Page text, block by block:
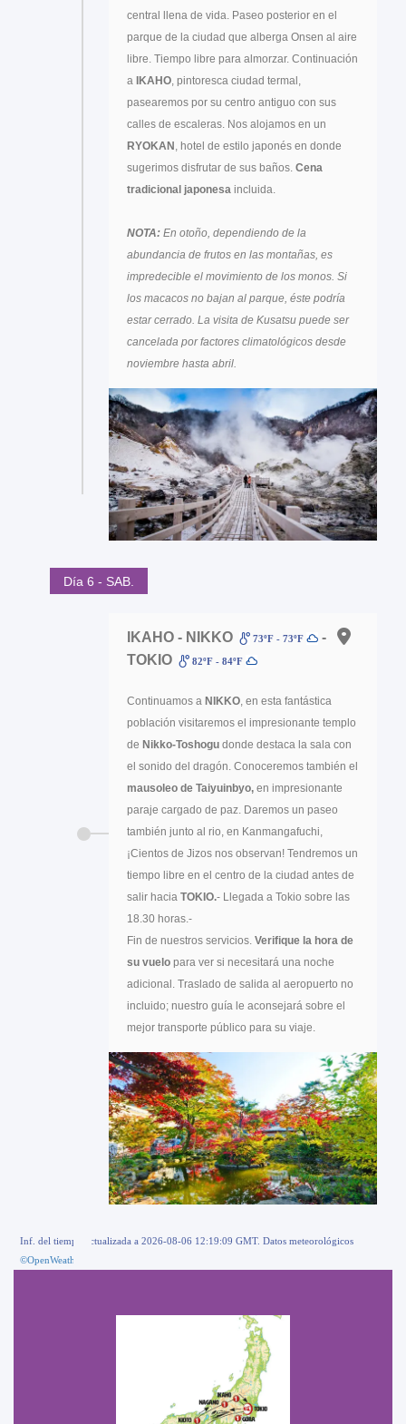
central llena de vida. Paseo posterior en el
parque de la ciudad que alberga Onsen al aire
libre. Tiempo libre para almorzar. Continuación
a IKAHO , pintoresca ciudad termal,
pasearemos por su centro antiguo con sus
calles de escaleras. Nos alojamos en un
RYOKAN , hotel de estilo japonés en donde
sugerimos disfrutar de sus baños. Cena
tradicional japonesa incluida.
NOTA: En otoño, dependiendo de la
abundancia de frutos en las montañas, es
impredecible el movimiento de los monos. Si
los macacos no bajan al parque, éste podría
estar cerrado. La visita de Kusatsu puede ser
cancelada por factores climatológicos desde
noviembre hasta abril.
Día 6 - SAB.
IKAHO - NIKKO 73ºF - 73ºF
-
TOKIO
82ºF - 84ºF
Continuamos a NIKKO, en esta fantástica
población visitaremos el impresionante templo
de Nikko-Toshogu donde destaca la sala con
el sonido del dragón. Conoceremos también el
mausoleo de Taiyuinbyo, en impresionante
paraje cargado de paz. Daremos un paseo
también junto al rio, en Kanmangafuchi,
¡Cientos de Jizos nos observan! Tendremos un
tiempo libre en el centro de la ciudad antes de
salir hacia TOKIO.- Llegada a Tokio sobre las
18.30 horas.-
Fin de nuestros servicios. Verifique la hora de
su vuelo para ver si necesitará una noche
adicional. Traslado de salida al aeropuerto no
incluido; nuestro guía le aconsejará sobre el
mejor transporte público para su viaje.
Inf. del tiempo actualizada a 2026-08-06 12:19:09 GMT. Datos meteorológicos
©OpenWeather